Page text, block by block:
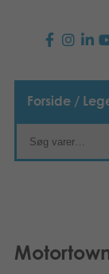
PRODUKTER
Børnespil
NYHEDER
Kontakt
B2B-SHOP
Forside /